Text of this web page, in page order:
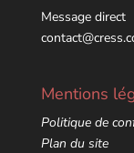
Message direct
Mentions
Politique de
Plan du site